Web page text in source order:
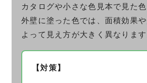
カタログや小さな色見本で見た
外壁に塗った色では、面積効果
よって見え方が大きく異なります
【対策】